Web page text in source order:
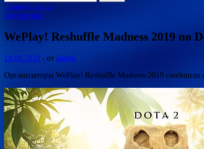
Главное меню
Киберспорт
WePlay! Reshuffle Madness 2019 по
14.09.2019 - от admin
Организаторы WePlay! Reshuffle Madness 2019 сообщили